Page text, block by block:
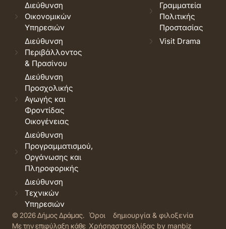
Διεύθυνση
Οικονομικών
Υπηρεσιών
Διεύθυνση
Περιβάλλοντος
& Πρασίνου
Διεύθυνση
Προσχολικής
Αγωγής και
Φροντίδας
Οικογένειας
Διεύθυνση
Προγραμματισμού,
Οργάνωσης και
Πληροφορικής
Διεύθυνση
Τεχνικών
Υπηρεσιών
Γραμματεία
Πολιτικής
Προστασίας
Visit Drama
© 2026 Δήμος Δράμας.
Με την επιφύλαξη κάθε
Όροι
Χρήσης
δημιουργία & φιλοξενία
ιστοσελίδας by manbiz